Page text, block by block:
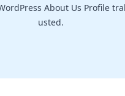
About Us Profile
usted.